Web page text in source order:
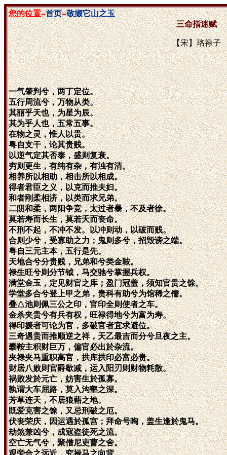
您的位置=首页=敬撷它山之玉
三命指迷赋
【宋】珞禄子
一气肇判兮，两丁定位。
五行周流兮，万物从类。
其丽乎天也，为星为辰。
其为乎人也，五常五事。
在物之灵，惟人以贵。
粤自支干，论其贵贱。
以逆气定其否泰，盛则复衰。
穷则更生，有纯有杂，有浊有清。
相养所以相助，相击所以相成。
得者君臣之义，以克而推夫妇。
和者刚柔相济，以类而求兄弟。
二阴和柔，两阳争竞，太过者暴，不及者徐。
莫若寿而长生，莫若夭而丧命。
不刑不起，不冲不发。以冲则动，以破而贱。
合则少兮，受寡助之力；鬼则多兮，招毁谤之端。
粤自三元主本，五行是先。
天地合兮分贵贱，兄弟和兮类金鞍。
禄生旺兮则分节钺，马交驰兮掌握兵权。
满堂金玉，定见财官之库；盈门冠盖，须知官贵之馀。
学堂多合兮登上甲之弟，贵科有助兮为馆稀之儒。
叠△池则佩三公之印，官印全则使者之车。
金杀夹贵兮有兵有权，旺禄得地兮为富为寿。
得印媛者可论为官，多破官者宜求避位。
三奇遇贵而推顺逆之祥，天乙最吉而分兮旦夜之主。
攀鞍主积财巨万，偏官必出於杂流。
夹禄夹马重职高官，拱库拱印必富必贵。
财居八败则官爵歇减，运入阳刃则财物耗散。
祸败发於元亡，妨害生於孤寡。
孰谓大车屈路，莫入沟壑之深。
芳草连天，不居狼藉之地。
既爱克害之馀，又忌刑破之厄。
伏丧荣庆，因运遇於孤宫；拜命号啕，盖生逢於鬼马。
劫煞兼凶兮，成寇盗徒死之流。
空亡无气兮，聚僧尼吏曹之舍。
观旁合之远近，究禄马之向背。